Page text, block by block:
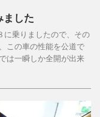
ました
に乗りましたので、その
この車の性能を公道で
は一瞬しか全開が出来